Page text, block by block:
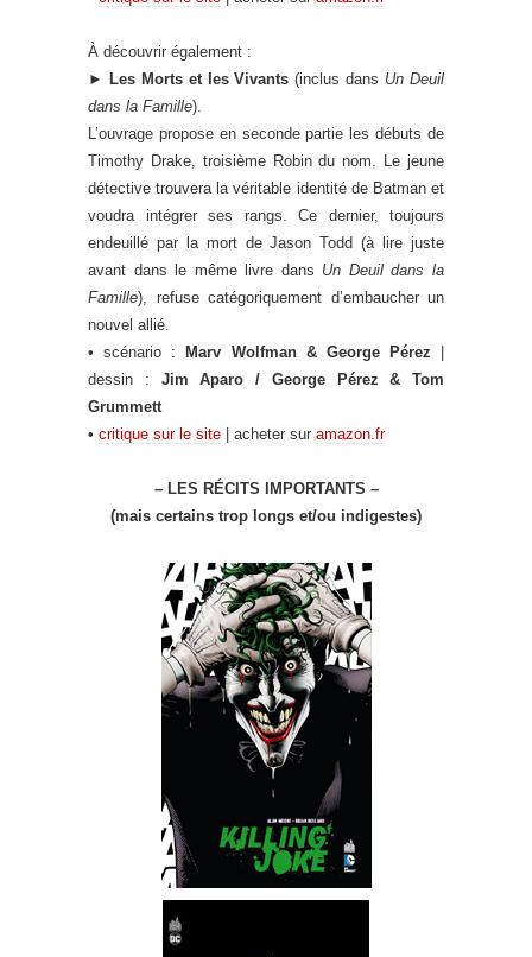
À découvrir également :
►
Les Morts et les Vivants (inclus dans Un Deuil
dans la Famille).
L’ouvrage propose en seconde partie les débuts de
Timothy Drake, troisième Robin du nom. Le jeune
détective trouvera la véritable identité de Batman et
voudra intégrer ses rangs. Ce dernier, toujours
endeuillé par la mort de Jason Todd (à lire juste
avant dans le même livre dans Un Deuil dans la
Famille), refuse catégoriquement d’embaucher un
nouvel allié.
• scénario :
Marv Wolfman & George Pérez
dessin : Jim Aparo / George Pérez & Tom
Grummett
• critique sur le site | acheter sur amazon.fr
– LES RÉCITS IMPORTANTS –
(mais certains trop longs et/ou indigestes)